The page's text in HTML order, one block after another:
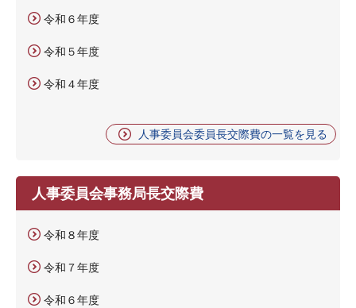
令和６年度
令和５年度
令和４年度
人事委員会委員長交際費の一覧を見る
人事委員会事務局長交際費
令和８年度
令和７年度
令和６年度